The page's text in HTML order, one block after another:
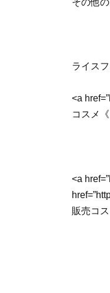
ライス
<a
コスメ
<a
販売コ